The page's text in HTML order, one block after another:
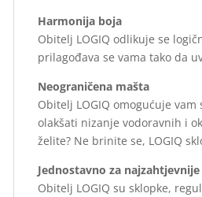
Harmonija boja
Obitelj LOGIQ odlikuje se
prilagođava se vama tako da
Neograničena mašta
Obitelj LOGIQ omogućuje
olakšati nizanje vodoravnih i
želite? Ne brinite se, LOGIQ
Jednostavno za najzahtjevnije
Obitelj LOGIQ su sklopke,